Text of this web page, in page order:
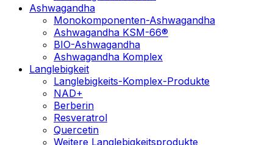
Ashwagandha
Monokomponenten-Ashwagandha
Ashwagandha KSM-66®
BIO-Ashwagandha
Ashwagandha Komplex
Langlebigkeit
Langlebigkeits-Komplex-Produkte
NAD+
Berberin
Resveratrol
Quercetin
Weitere Langlebigkeitsprodukte